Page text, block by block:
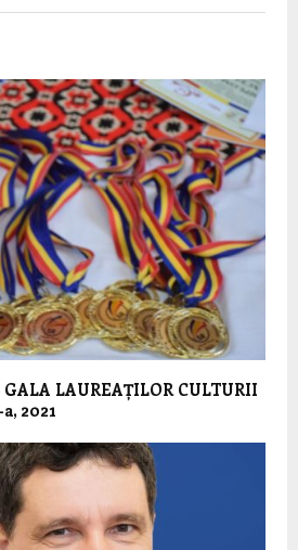
GALA LAUREAȚILOR CULTURII
2021